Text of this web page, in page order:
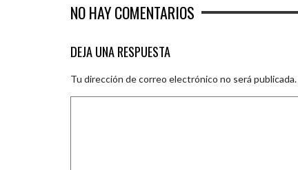
NO HAY COMENTARIOS
DEJA UNA RESPUESTA
Tu dirección de correo electrónico no será publicada.